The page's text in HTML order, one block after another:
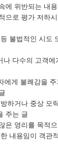
에 위반되는 내
으로 평가 저하
불법적인 시도
나 다수의 고객에
에게 불쾌감을
하거나 중상 모
주는 글
은 영리를 목적
내용임이 객관